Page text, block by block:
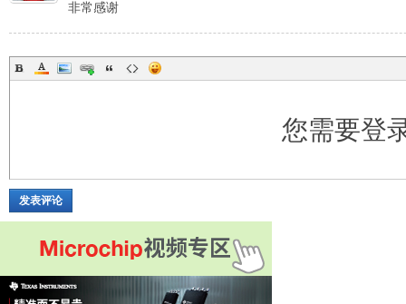
非常感谢
您需要登
发表评论